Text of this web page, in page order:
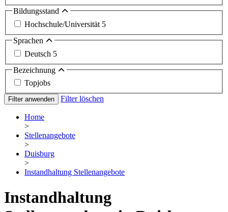
Bildungsstand
Hochschule/Universität 5
Sprachen
Deutsch 5
Bezeichnung
Topjobs
Filter anwenden Filter löschen
Home
>
Stellenangebote
>
Duisburg
>
Instandhaltung Stellenangebote
Instandhaltung